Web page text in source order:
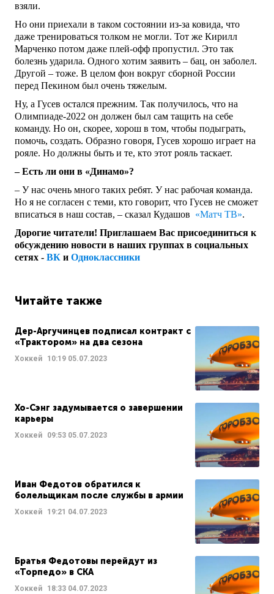
взяли.
Но они приехали в таком состоянии из-за ковида, что
даже тренироваться толком не могли. Тот же Кирилл
Марченко потом даже плей-офф пропустил. Это так
болезнь ударила. Одного хотим заявить – бац, он заболел.
Другой – тоже. В целом фон вокруг сборной России
перед Пекином был очень тяжелым.
Ну, а Гусев остался прежним. Так получилось, что на
Олимпиаде-2022 он должен был сам тащить на себе
команду. Но он, скорее, хорош в том, чтобы подыграть,
помочь, создать. Образно говоря, Гусев хорошо играет на
рояле. Но должны быть и те, кто этот рояль таскает.
– Есть ли они в «Динамо»?
– У нас очень много таких ребят. У нас рабочая команда.
Но я не согласен с теми, кто говорит, что Гусев не сможет
вписаться в наш состав, – сказал Кудашов «Матч ТВ».
Дорогие читатели! Приглашаем Вас присоединиться к
обсуждению новости в наших группах в социальных
сетях - ВК и Одноклассники
Читайте также
Дер-Аргучинцев подписал контракт с
«Трактором» на два сезона
Хоккей 10:19 05.07.2023
Хо-Сэнг задумывается о завершении
карьеры
Хоккей 09:53 05.07.2023
Иван Федотов обратился к
болельщикам после службы в армии
Хоккей 19:21 04.07.2023
Братья Федотовы перейдут из
«Торпедо» в СКА
Хоккей 18:33 04.07.2023